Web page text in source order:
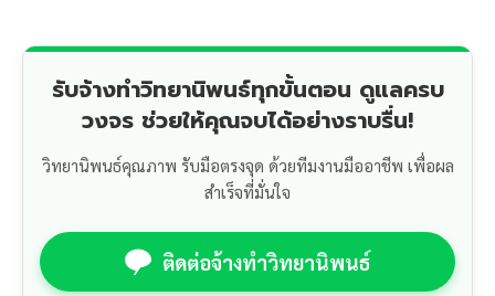
รับจ้างทำวิทยานิพนธ์ทุกขั้นตอน ดูแลครบ
วงจร ช่วยให้คุณจบได้อย่างราบรื่น!
วิทยานิพนธ์คุณภาพ รับมือตรงจุด ด้วยทีมงานมืออาชีพ เพื่อผล
สำเร็จที่มั่นใจ
ติดต่อจ้างทำวิทยานิพนธ์